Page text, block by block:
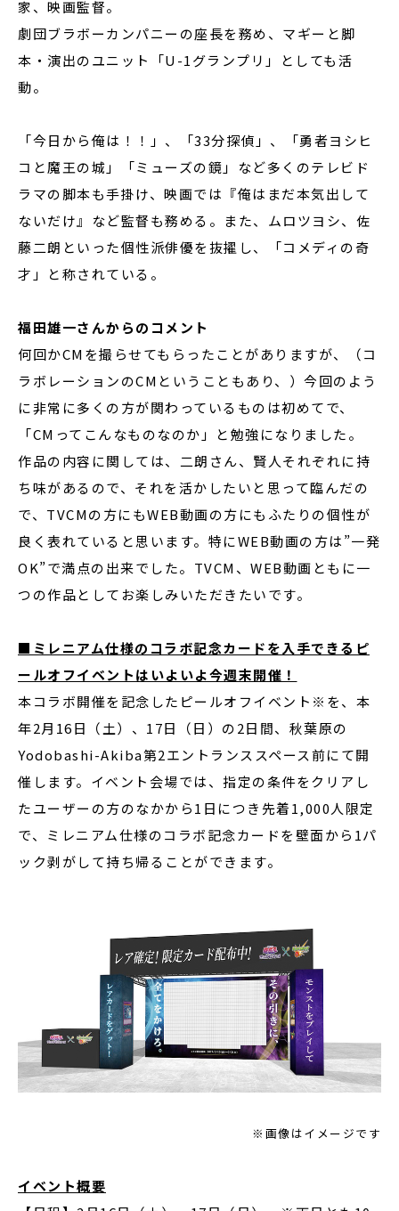
家、映画監督。
劇団ブラボーカンパニーの座長を務め、マギーと脚
本・演出のユニット「U-1グランプリ」としても活
動。
「今日から俺は！！」、「33分探偵」、「勇者ヨシヒ
コと魔王の城」「ミューズの鏡」など多くのテレビド
ラマの脚本も手掛け、映画では『俺はまだ本気出して
ないだけ』など監督も務める。また、ムロツヨシ、佐
藤二朗といった個性派俳優を抜擢し、「コメディの奇
才」と称されている。
福田雄一さんからのコメント
何回かCMを撮らせてもらったことがありますが、（コ
ラボレーションのCMということもあり、）今回のよう
に非常に多くの方が関わっているものは初めてで、
「CMってこんなものなのか」と勉強になりました。
作品の内容に関しては、二朗さん、賢人それぞれに持
ち味があるので、それを活かしたいと思って臨んだの
で、TVCMの方にもWEB動画の方にもふたりの個性が
良く表れていると思います。特にWEB動画の方は”一発
OK”で満点の出来でした。TVCM、WEB動画ともに一
つの作品としてお楽しみいただきたいです。
■ミレニアム仕様のコラボ記念カードを入手できるピ
ールオフイベントはいよいよ今週末開催！
本コラボ開催を記念したピールオフイベント※を、本
年2月16日（土）、17日（日）の2日間、秋葉原の
Yodobashi-Akiba第2エントランススペース前にて開
催します。イベント会場では、指定の条件をクリアし
たユーザーの方のなかから1日につき先着1,000人限定
で、ミレニアム仕様のコラボ記念カードを壁面から1パ
ック剥がして持ち帰ることができます。
※画像はイメージです
イベント概要